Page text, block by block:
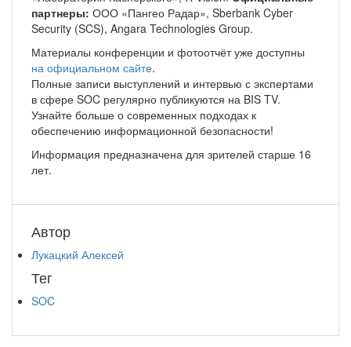
партнеры: ООО «Пангео Радар», Sberbank Cyber
Security (SCS), Angara Technologies Group.
Материалы конференции и фотоотчёт уже доступны
на официальном сайте.
Полные записи выступлений и интервью с экспертами
в сфере SOC регулярно публикуются на BIS TV.
Узнайте больше о современных подходах к
обеспечению информационной безопасности!
Информация предназначена для зрителей старше 16
лет.
Автор
Лукацкий Алексей
Тег
SOC